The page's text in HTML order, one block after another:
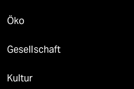
Öko
Gesellschaft
Kultur